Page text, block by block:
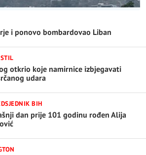
i ponovo bombardovao Liban
otkrio koje namirnice izbjegavati
udara
BIH
dan prije 101 godinu rođen Alija